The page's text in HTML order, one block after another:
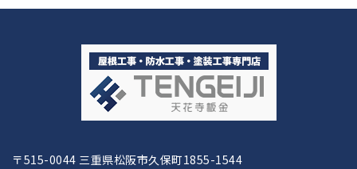
〒515-0044 三重県松阪市久保町1855-1544